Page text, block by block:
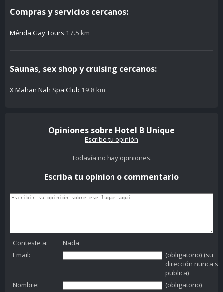
Compras y servicios cercanos:
Mérida Gay Tours 17.5 km
Saunas, sex shop y cruising cercanos:
X Mahan Nah Spa Club 19.8 km
Opiniones sobre Hotel B Unique
Escribe tu opinión
Todavía no hay opiniones.
Escriba tu opinion o commentario
Conteste a:
Nada
Email:
(obligatorio) (su
dirección nunca se
publica)
Nombre:
(obligatorio)